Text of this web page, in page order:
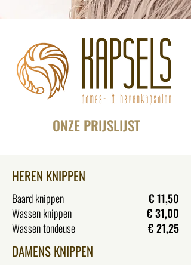
ONZE PRIJSLIJST
HEREN KNIPPEN
Baard knippen
Wassen knippen
Wassen tondeuse
€ 11,50
€ 31,00
€ 21,25
DAMENS KNIPPEN